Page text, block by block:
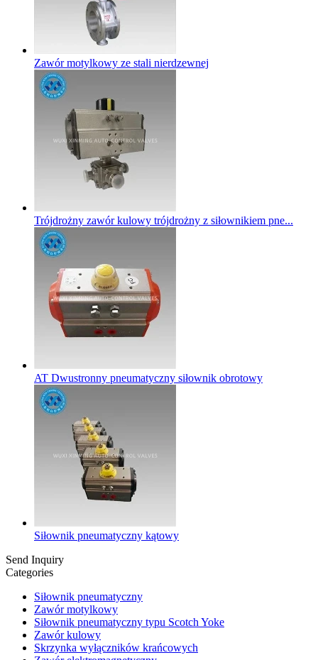
Zawór motylkowy ze stali nierdzewnej
Trójdrożny zawór kulowy trójdrożny z siłownikiem pne...
AT Dwustronny pneumatyczny siłownik obrotowy
Siłownik pneumatyczny kątowy
Send Inquiry
Categories
Siłownik pneumatyczny
Zawór motylkowy
Siłownik pneumatyczny typu Scotch Yoke
Zawór kulowy
Skrzynka wyłączników krańcowych